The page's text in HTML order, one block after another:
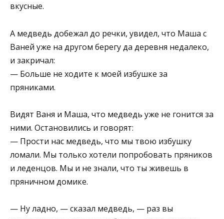
вкусные.
А медведь добежал до речки, увидел, что Маша с
Ваней уже на другом берегу да деревня недалеко,
и закричал:
— Больше не ходите к моей избушке за
пряниками.
Видят Ваня и Маша, что медведь уже не гонится за
ними. Остановились и говорят:
— Прости нас медведь, что мы твою избушку
ломали. Мы только хотели попробовать пряников
и леденцов. Мы и не знали, что ты живешь в
пряничном домике.
— Ну ладно, — сказал медведь, — раз вы